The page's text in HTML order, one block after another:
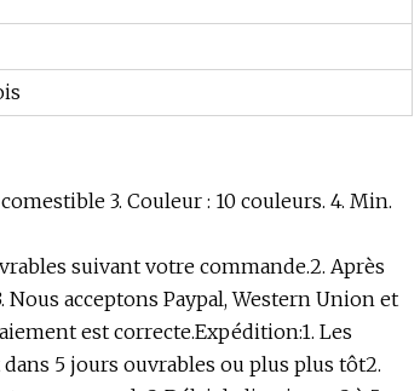
3. Couleur : 10 couleurs. 4. Min.
suivant votre commande.2. Après
acceptons Paypal, Western Union et
est correcte.Expédition:1. Les
5 jours ouvrables ou plus plus tôt2.